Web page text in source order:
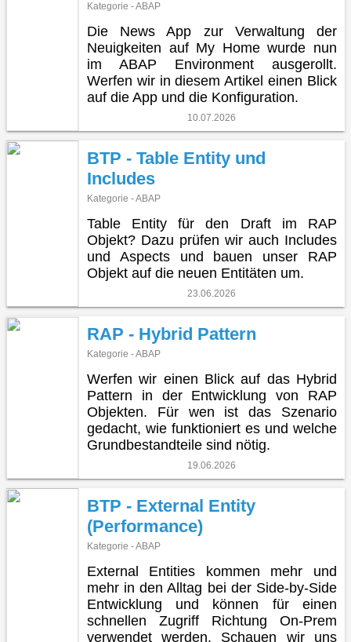
Kategorie - ABAP
Die News App zur Verwaltung der
Neuigkeiten auf My Home wurde nun
im ABAP Environment ausgerollt.
Werfen wir in diesem Artikel einen Blick
auf die App und die Konfiguration.
10.07.2026
BTP - Table Entity und
Includes
Kategorie - ABAP
Table Entity für den Draft im RAP
Objekt? Dazu prüfen wir auch Includes
und Aspects und bauen unser RAP
Objekt auf die neuen Entitäten um.
23.06.2026
RAP - Hybrid Pattern
Kategorie - ABAP
Werfen wir einen Blick auf das Hybrid
Pattern in der Entwicklung von RAP
Objekten. Für wen ist das Szenario
gedacht, wie funktioniert es und welche
Grundbestandteile sind nötig.
19.06.2026
BTP - External Entity
(Performance)
Kategorie - ABAP
External Entities kommen mehr und
mehr in den Alltag bei der Side-by-Side
Entwicklung und können für einen
schnellen Zugriff Richtung On-Prem
verwendet werden. Schauen wir uns